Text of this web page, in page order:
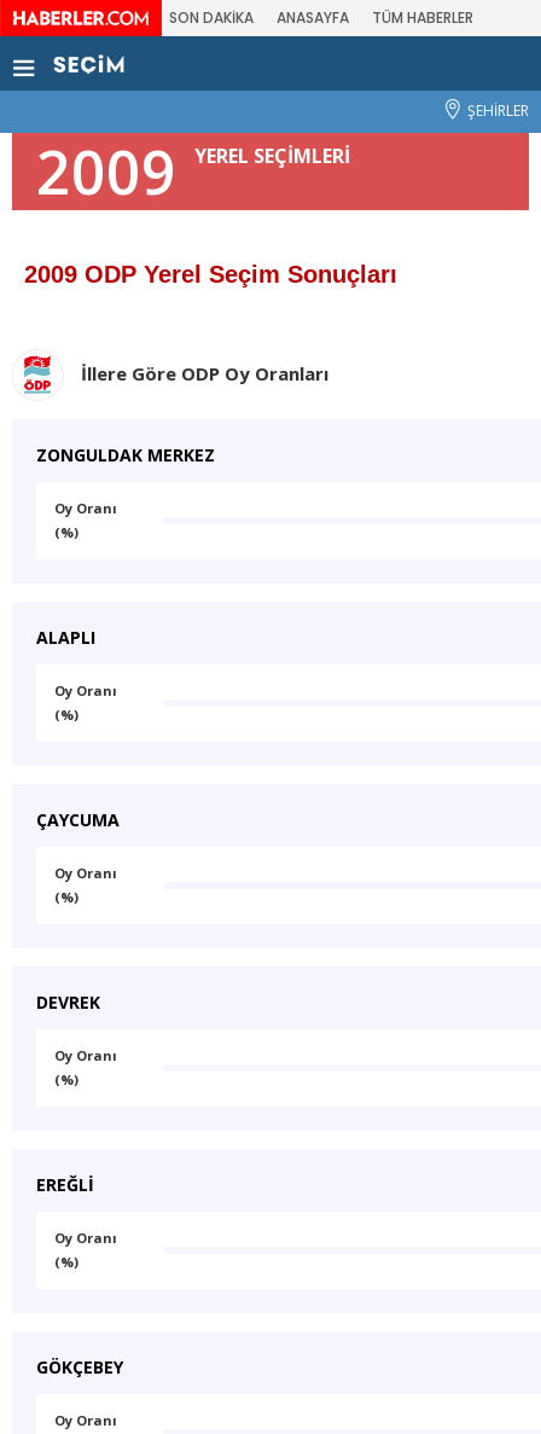
SON DAKİKA ANASAYFA TÜM HABERLER
ŞEHİRLER
2009 YEREL SEÇİMLERİ
2009 ODP Yerel Seçim Sonuçları
İllere Göre ODP Oy Oranları
ZONGULDAK MERKEZ
Oy Oranı
(%)
ALAPLI
Oy Oranı
(%)
ÇAYCUMA
Oy Oranı
(%)
DEVREK
Oy Oranı
(%)
EREĞLİ
Oy Oranı
(%)
GÖKÇEBEY
Oy Oranı